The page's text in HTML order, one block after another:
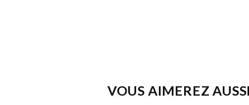
VOUS AIMEREZ AUSSI